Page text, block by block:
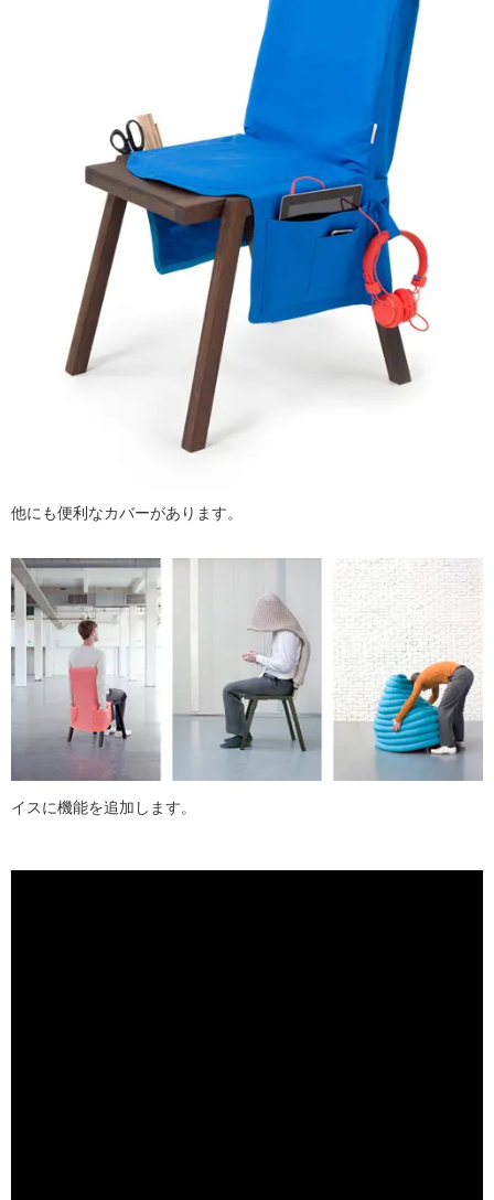
他にも便利なカバーがあります。
イスに機能を追加します。